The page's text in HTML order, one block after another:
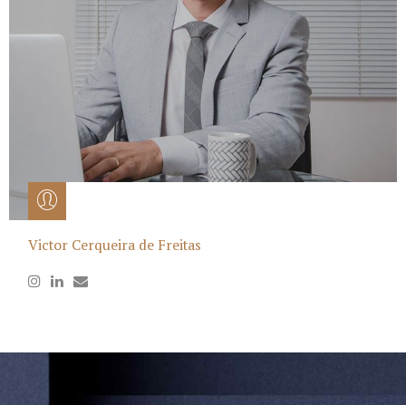
Victor Cerqueira de Freitas